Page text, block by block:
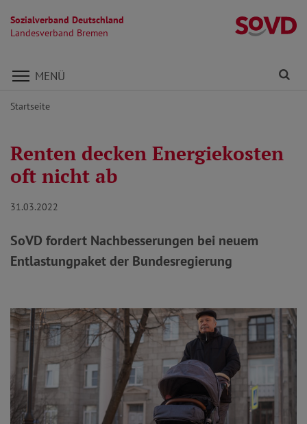
Sozialverband Deutschland
Landesverband Bremen
Direkt zu den Inhalten springen
MENÜ
Startseite
Renten decken Energiekosten
oft nicht ab
31.03.2022
SoVD fordert Nachbesserungen bei neuem
Entlastungpaket der Bundesregierung